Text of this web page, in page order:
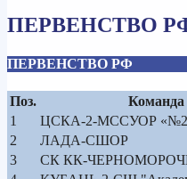
ПЕРВЕНСТВО
ПЕРВЕНСТВО РФ
Поз. Команда
1
ЦСКА-2-МССУОР
2
ЛАДА-СШОР
3
СК КК-